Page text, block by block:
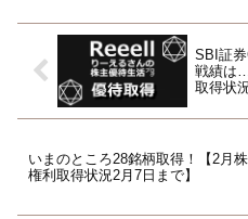
SBI証
戦績は
取得状
いまのところ28銘柄取得！【2月
権利取得状況2月7日まで】